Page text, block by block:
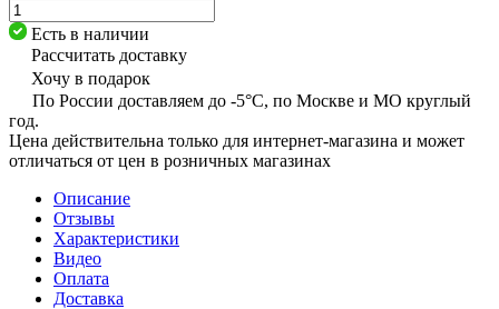
Есть в наличии
Рассчитать доставку
Хочу в подарок
По России доставляем до -5°C, по Москве и МО круглый
год.
Цена действительна только для интернет-магазина и может
отличаться от цен в розничных магазинах
Описание
Отзывы
Характеристики
Видео
Оплата
Доставка